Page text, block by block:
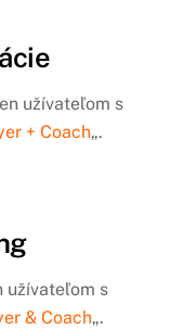
užívateľom s
+ Coach„.
užívateľom s
& Coach„.